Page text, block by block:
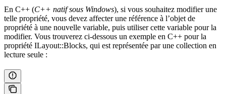
En C++ (C++ natif sous Windows), si vous souhaitez modifier une
telle propriété, vous devez affecter une référence à l’objet de
propriété à une nouvelle variable, puis utiliser cette variable pour la
modifier. Vous trouverez ci-dessous un exemple en C++ pour la
propriété ILayout::Blocks, qui est représentée par une collection en
lecture seule :